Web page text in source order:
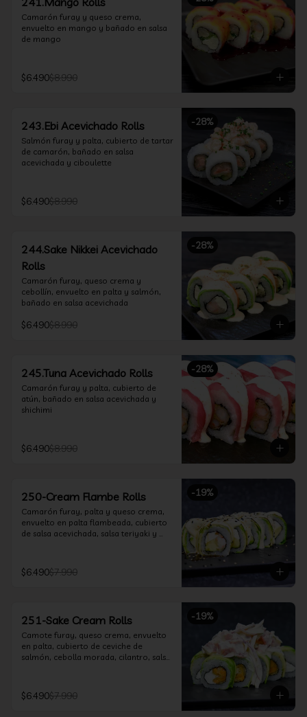
Camarón furay y queso crema,
envuelto en mango y bañado en salsa
de mango
$6.490$8.990
-28%
243.Ebi Acevichado Rolls
Salmón furay y palta, cubierto de tartar
de camarón, bañado en salsa
acevichada y ciboulette
$6.490$8.990
-28%
244.Sake Nikkei Acevichado
Rolls
Camarón furay, queso crema y
cebollín, envuelto en palta y salmón,
bañado en salsa acevichada
$6.490$8.990
-28%
245.Tuna Acevichado Rolls
Camarón furay y palta, cubierto de
atún, bañado en salsa acevichada y
shichimi
$6.490$8.990
-19%
250-Cream Flambe Rolls
Camarón furay, palta y queso crema,
envuelto en palta flambeada, cubierto
de salsa acevichada, salsa teriyaki y
$6.490$7.990
-19%
251-Sake Cream Rolls
Camote furay, queso crema, envuelto
en palta, cubierto de ceviche de
salmón, cebolla morada, cilantro, salsa
$6.490$7.990